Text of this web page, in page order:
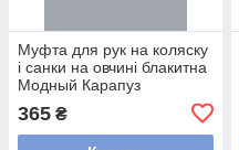
Муфта для рук на коляску
і санки на овчині блакитна
Модный Карапуз
365 ₴